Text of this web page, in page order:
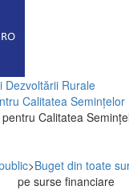
Dezvoltării Rurale
Calitatea Semințelor
Calitatea
>Buget din toate
pe surse financiare